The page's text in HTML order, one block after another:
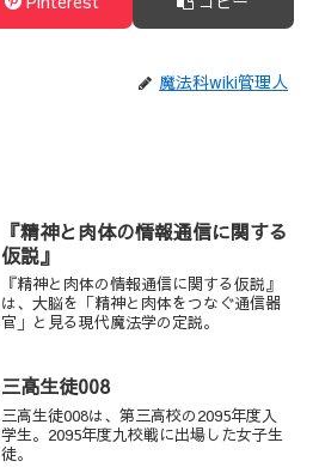
魔法科wiki管理人
『精神と肉体の情報通信に関する
仮説』
『精神と肉体の情報通信に関する仮説』
は、大脳を「精神と肉体をつなぐ通信器
官」と見る現代魔法学の定説。
三高生徒008
三高生徒008は、第三高校の2095年度入
学生。2095年度九校戦に出場した女子生
徒。